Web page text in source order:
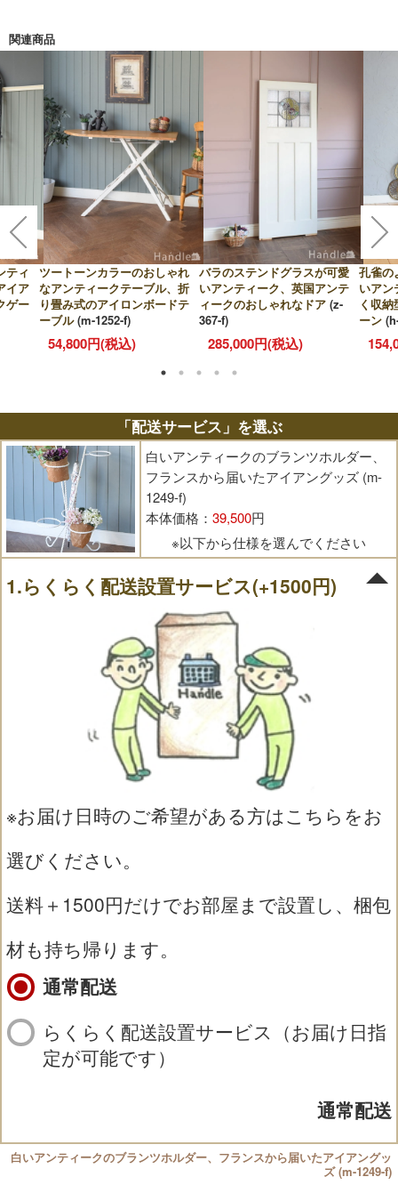
関連商品
ティ
イア
ゲー
ツートーンカラーのおしゃれ
なアンティークテーブル、折
り畳み式のアイロンボードテ
ーブル (m-1252-f)
54,800円(税込)
バラのステンドグラスが可愛
いアンティーク、英国アンテ
ィークのおしゃれなドア (z-
367-f)
285,000円(税込)
孔雀の
いアン
く収
ーン
「配送サービス」を選ぶ
白いアンティークのブランツホルダー、
フランスから届いたアイアングッズ (m-
1249-f)
本体価格： 39,500円
※以下から仕様を選んでください
1.らくらく配送設置サービス(+1500円)
※お届け日時のご希望がある方はこちらをお
選びください。
送料＋1500円だけでお部屋まで設置し、梱包
材も持ち帰ります。
通常配送
らくらく配送設置サービス（お届け日指
定が可能です）
通常配送
白いアンティークのブランツホルダー、フランスから届いたアイアングッ
ズ (m-1249-f)